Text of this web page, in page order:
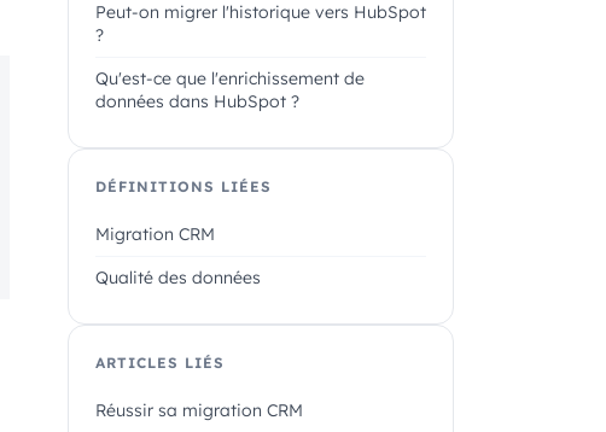
Peut-on migrer l'historique vers HubSpot
?
Qu'est-ce que l'enrichissement de
données dans HubSpot ?
DÉFINITIONS LIÉES
Migration CRM
Qualité des données
ARTICLES LIÉS
Réussir sa migration CRM